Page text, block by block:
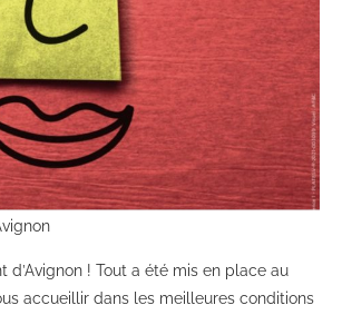
d’Avignon ! Tout a été mis en place au
accueillir dans les meilleures conditions